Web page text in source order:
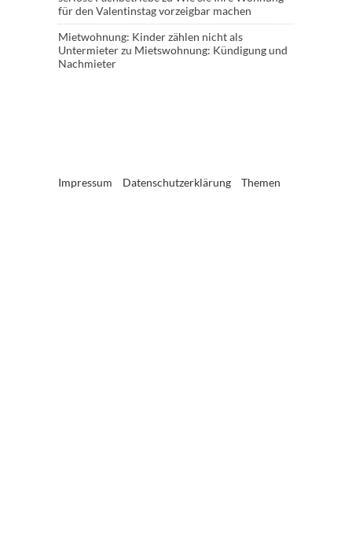
für den Valentinstag vorzeigbar machen
Mietwohnung: Kinder zählen nicht als
Untermieterzu Mietswohnung: Kündigung und
Nachmieter
Impressum Datenschutzerklärung Themen